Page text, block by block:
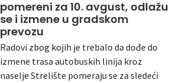
pomereni za 10. avgust, odlažu
se i izmene u gradskom
prevozu
Radovi zbog kojih je trebalo da dođe do
izmene trasa autobuskih linija kroz
naselje Strelište pomeraju se za sledeći